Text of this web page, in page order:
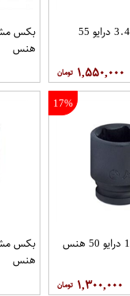
بکس مشکی 3.4 درایو 55
۱,۵۵۰,۰۰۰
هنس
17%
۱,۳۰۰,۰۰۰
هنس